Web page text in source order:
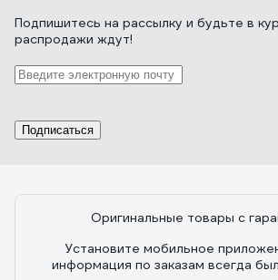
Подпишитесь на рассылку и будьте в
распродажи ждут!
Подписаться
Оригинальные товары с
Установите мобильное
информация по заказам всегда